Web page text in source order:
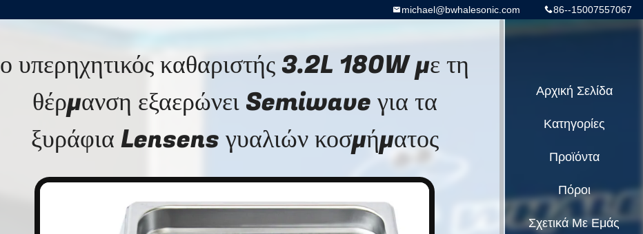
86--15007557067
michael@bwhalesonic.com
ο υπερηχητικός καθαριστής 3.2L 180W με τη
θέρμανση εξαερώνει Semiwave για τα
ξυράφια Lensens γυαλιών κοσμήματος
Αρχική Σελίδα
Κατηγορίες
Προϊόντα
Πόροι
Σχετικά Με Εμάς